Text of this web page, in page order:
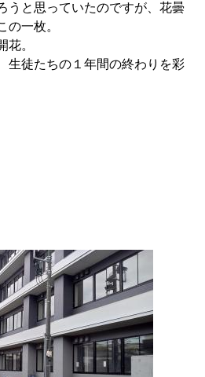
うと思っていたのですが、花曇
の一枚。
花。
生徒たちの１年間の終わりを彩